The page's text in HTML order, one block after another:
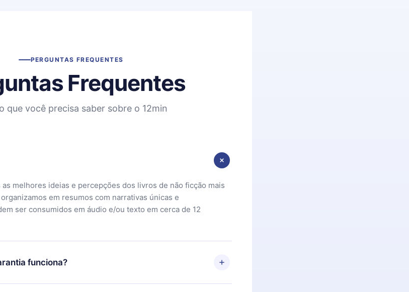
PERGUNTAS FREQUENTES
Frequentes
que você precisa saber sobre o 12min
as melhores ideias e percepções dos livros de não ficção mais
em resumos com narrativas únicas e
ser consumidos em áudio e/ou texto em cerca de 12
funciona?
e começar a aproveitar nossa biblioteca. Se por algum